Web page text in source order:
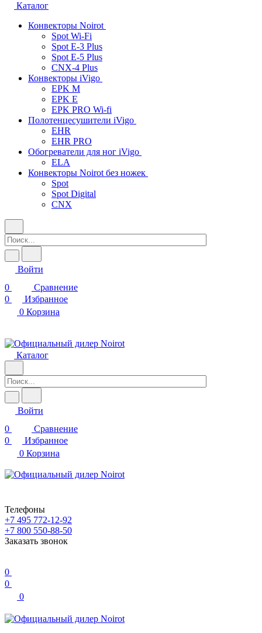
Каталог
Конвекторы Noirot
Spot Wi-Fi
Spot E-3 Plus
Spot E-5 Plus
CNX-4 Plus
Конвекторы iVigo
EPK M
EPK E
EPK PRO Wi-fi
Полотенцесушители iVigo
EHR
EHR PRO
Обогреватели для ног iVigo
ELA
Конвекторы Noirot без ножек
Spot
Spot Digital
CNX
Войти
0
Сравнение
0
Избранное
0 Корзина
Каталог
Войти
0
Сравнение
0
Избранное
0 Корзина
Телефоны
+7 495 772-12-92
+7 800 550-88-50
Заказать звонок
0
0
0